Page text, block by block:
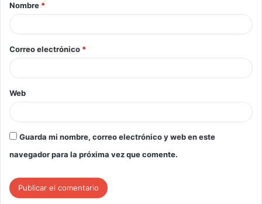
Nombre *
Correo electrónico *
Web
Guarda mi nombre, correo electrónico y web en este
navegador para la próxima vez que comente.